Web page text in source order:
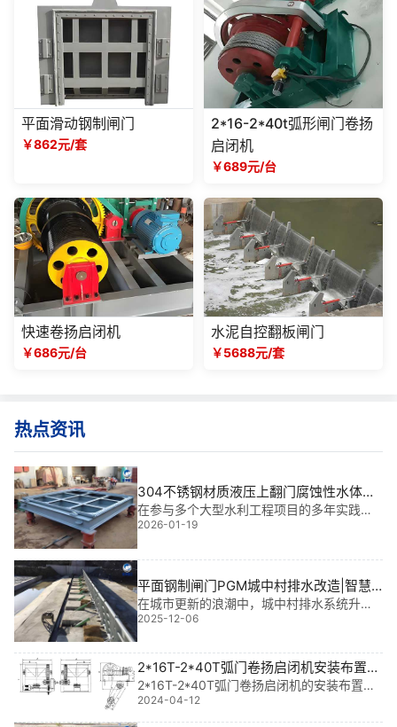
平面滑动钢制闸门
￥862元/套
2*16-2*40t弧形闸门卷扬
启闭机
￥689元/台
快速卷扬启闭机
￥686元/台
水泥自控翻板闸门
￥5688元/套
热点资讯
304不锈钢材质液压上翻门腐蚀性水体治
理|抗腐先锋，守护水利生命线
在参与多个大型水利工程项目的多年实践
中，我始终坚信：304不锈钢材质液压上翻
门腐蚀性水体治理不仅是技术难题的破解钥
匙，更是保障泵站、闸口长期稳定运行的核
心。这类门体常用于含氯、酸碱或高盐分水
体
2026-01-19
平面钢制闸门PGM城中村排水改造|智慧
守护城市“血脉”的关键枢纽
在城市更新的浪潮中，城中村排水系统升级
成为防洪排涝的“命脉工程”。我参与过的多个
大型项目中，平面钢制闸门PGM城中村排水
改造始终是核心环节。这类闸门不仅承担着
暴雨期间快速截流的任务，更直接影响居民
生命
2025-12-06
2*16T-2*40T弧门卷扬启闭机安装布置图
及尺寸参数
2*16T-2*40T弧门卷扬启闭机的安装布置图
及安装尺寸参数如下，下面为您详细介绍的
是QPQII型，也就是三支点型，其中基础水平
2024-04-12